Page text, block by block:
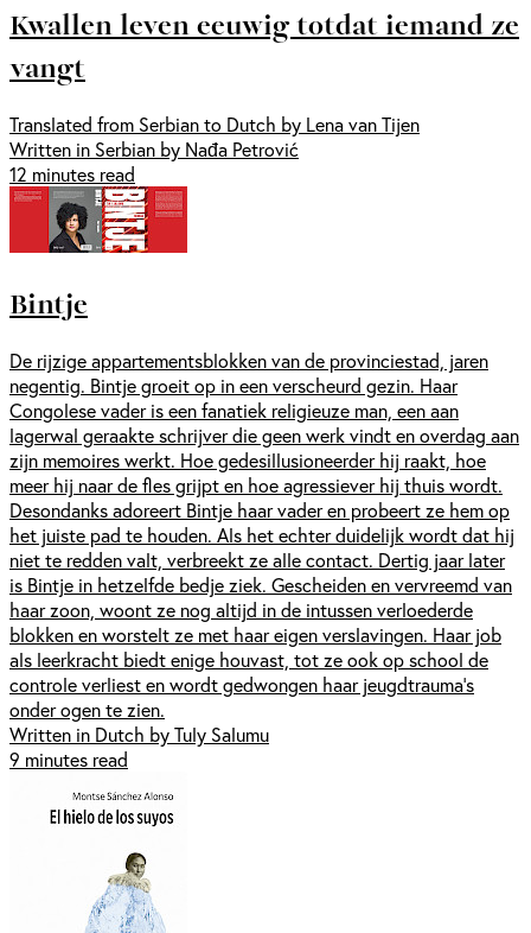
Kwallen leven eeuwig totdat iemand ze
vangt
Translated from Serbian to Dutch by Lena van Tijen
Written in Serbian by Nađa Petrović
12 minutes read
Bintje
De rijzige appartementsblokken van de provinciestad, jaren
negentig. Bintje groeit op in een verscheurd gezin. Haar
Congolese vader is een fanatiek religieuze man, een aan
lagerwal geraakte schrijver die geen werk vindt en overdag aan
zijn memoires werkt. Hoe gedesillusioneerder hij raakt, hoe
meer hij naar de fles grijpt en hoe agressiever hij thuis wordt.
Desondanks adoreert Bintje haar vader en probeert ze hem op
het juiste pad te houden. Als het echter duidelijk wordt dat hij
niet te redden valt, verbreekt ze alle contact. Dertig jaar later
is Bintje in hetzelfde bedje ziek. Gescheiden en vervreemd van
haar zoon, woont ze nog altijd in de intussen verloederde
blokken en worstelt ze met haar eigen verslavingen. Haar job
als leerkracht biedt enige houvast, tot ze ook op school de
controle verliest en wordt gedwongen haar jeugdtrauma’s
onder ogen te zien.
Written in Dutch by Tuly Salumu
9 minutes read